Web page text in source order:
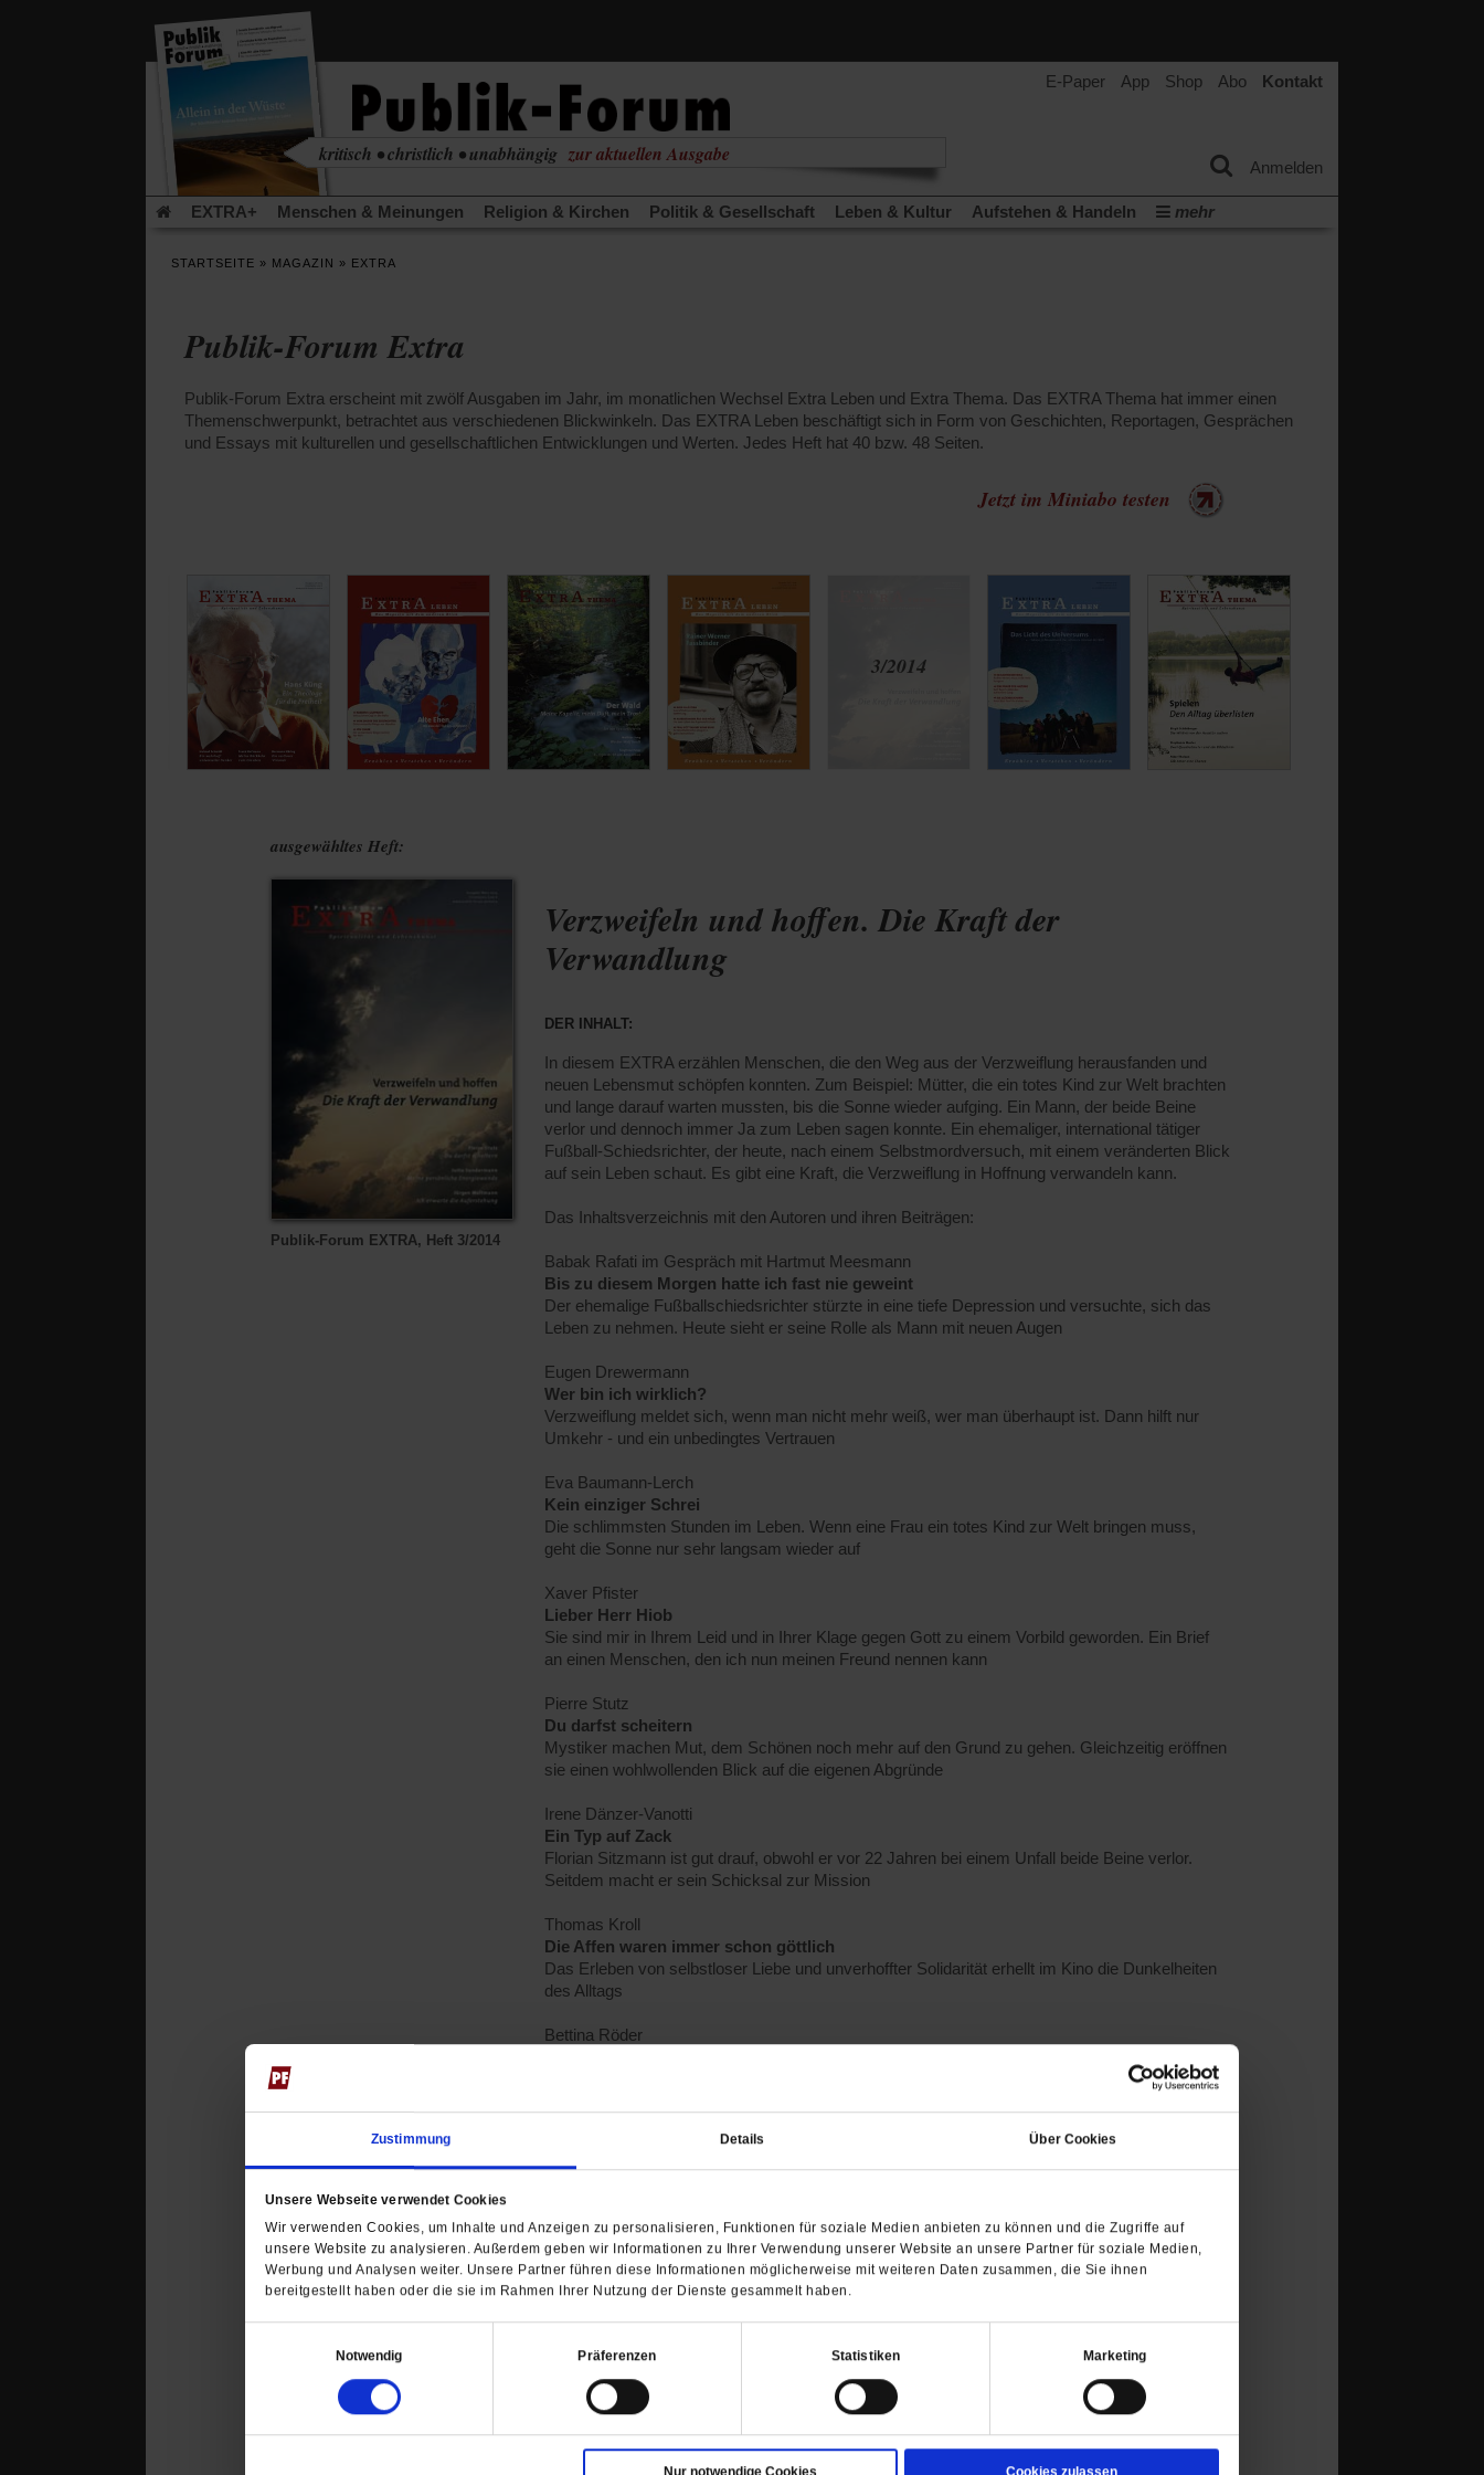
(Öffnet
in
neuen
Zustimmung Details Über Cookies
Unsere Webseite verwendet Cookies
Wir verwenden Cookies, um Inhalte und Anzeigen zu personalisieren, Funktionen für soziale Medien anbieten zu können und die Zugriffe auf
unsere Website zu analysieren. Außerdem geben wir Informationen zu Ihrer Verwendung unserer Website an unsere Partner für soziale Medien,
Werbung und Analysen weiter. Unsere Partner führen diese Informationen möglicherweise mit weiteren Daten zusammen, die Sie ihnen
bereitgestellt haben oder die sie im Rahmen Ihrer Nutzung der Dienste gesammelt haben.
Notwendig
Präferenzen Statistiken Marketing
E-Paper App Shop Abo Kontakt
Tab)
Die Zeitschrift, die für eine bessere Welt streitet ...
kritisch • christlich • unabhängig zur aktuellen Ausgabe
Anmelden
EXTRA+ Menschen & Meinungen Religion & Kirchen Politik & Gesellschaft Leben & Kultur Aufstehen & Handeln
mehr
Leserinitiative Publik-Forum e.V.
Flucht und Migration Video-Podcast »Veranstaltungen«
STARTSEITE » MAGAZIN » EXTRA
Publik-Forum Extra
Publik-Forum Extra erscheint mit zwölf Ausgaben im Jahr, im monatlichen Wechsel Extra Leben und Extra Thema. Das EXTRA Thema hat immer einen
Themenschwerpunkt, betrachtet aus verschiedenen Blickwinkeln. Das EXTRA Leben beschäftigt sich in Form von Geschichten, Reportagen, Gesprächen
und Essays mit kulturellen und gesellschaftlichen Entwicklungen und Werten. Jedes Heft hat 40 bzw. 48 Seiten.
Jetzt im Miniabo testen
ausgewähltes Heft:
Publik-Forum EXTRA, Heft 3/2014
Verzweifeln und hoffen. Die Kraft der
Verwandlung
DER INHALT:
In diesem EXTRA erzählen Menschen, die den Weg aus der Verzweiflung herausfanden und
neuen Lebensmut schöpfen konnten. Zum Beispiel: Mütter, die ein totes Kind zur Welt brachten
und lange darauf warten mussten, bis die Sonne wieder aufging. Ein Mann, der beide Beine
verlor und dennoch immer Ja zum Leben sagen konnte. Ein ehemaliger, international tätiger
Fußball-Schiedsrichter, der heute, nach einem Selbstmordversuch, mit einem veränderten Blick
auf sein Leben schaut. Es gibt eine Kraft, die Verzweiflung in Hoffnung verwandeln kann.
Das Inhaltsverzeichnis mit den Autoren und ihren Beiträgen:
Babak Rafati im Gespräch mit Hartmut Meesmann
Bis zu diesem Morgen hatte ich fast nie geweint
Der ehemalige Fußballschiedsrichter stürzte in eine tiefe Depression und versuchte, sich das
Leben zu nehmen. Heute sieht er seine Rolle als Mann mit neuen Augen
Eugen Drewermann
Wer bin ich wirklich?
Verzweiflung meldet sich, wenn man nicht mehr weiß, wer man überhaupt ist. Dann hilft nur
Umkehr - und ein unbedingtes Vertrauen
Eva Baumann-Lerch
Kein einziger Schrei
Die schlimmsten Stunden im Leben. Wenn eine Frau ein totes Kind zur Welt bringen muss,
geht die Sonne nur sehr langsam wieder auf
Xaver Pfister
Lieber Herr Hiob
Sie sind mir in Ihrem Leid und in Ihrer Klage gegen Gott zu einem Vorbild geworden. Ein Brief
an einen Menschen, den ich nun meinen Freund nennen kann
Pierre Stutz
Du darfst scheitern
Mystiker machen Mut, dem Schönen noch mehr auf den Grund zu gehen. Gleichzeitig eröffnen
sie einen wohlwollenden Blick auf die eigenen Abgründe
Irene Dänzer-Vanotti
Ein Typ auf Zack
Florian Sitzmann ist gut drauf, obwohl er vor 22 Jahren bei einem Unfall beide Beine verlor.
Seitdem macht er sein Schicksal zur Mission
Thomas Kroll
Die Affen waren immer schon göttlich
Das Erleben von selbstloser Liebe und unverhoffter Solidarität erhellt im Kino die Dunkelheiten
des Alltags
Bettina Röder
Marianne Birthler stand auf und mischte sich ein. Doch manches kam anders, als sie es sich
Meine persönliche Energiewende
Boglarka Hadinger
Von der Kraft, neu aufzubrechen
Wer sich mit der eigenen Verzweiflung auseinandersetzt, dem zeigt das Leben immer wieder
hilfreiche Lösungen auf. Eine Anleitung in vier Schritten
Jürgen Moltmann im Gespräch mit Karl-Josef Kuschel
Ich erwarte die Auferstehung
Wie überlebt man einen mörderischen Krieg? Und was kommt nach dem Tod? Gedanken eines
»Theologen der Hoffnung«